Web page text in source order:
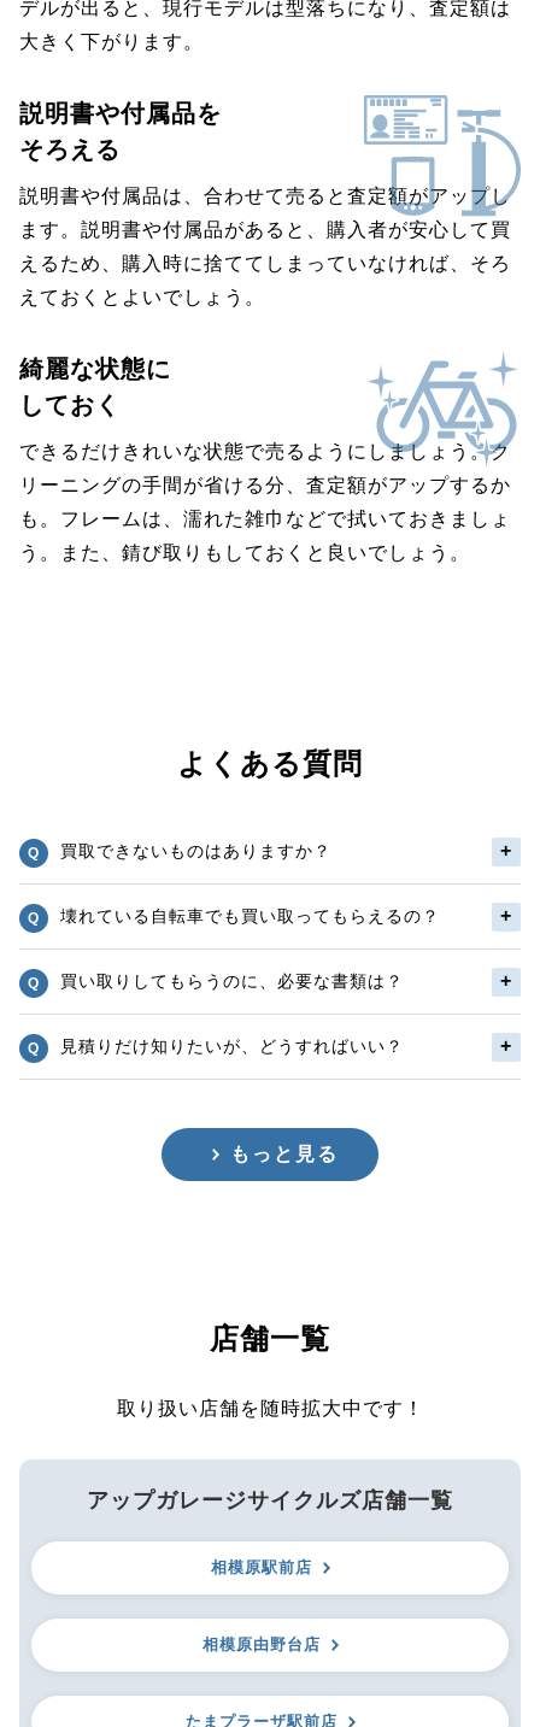
デルが出ると、現行モデルは型落ちになり、査定額は
大きく下がります。
説明書や付属品を
そろえる
説明書や付属品は、合わせて売ると査定額がアップし
ます。説明書や付属品があると、購入者が安心して買
えるため、購入時に捨ててしまっていなければ、そろ
えておくとよいでしょう。
綺麗な状態に
しておく
できるだけきれいな状態で売るようにしましょう。ク
リーニングの手間が省ける分、査定額がアップするか
も。フレームは、濡れた雑巾などで拭いておきましょ
う。また、錆び取りもしておくと良いでしょう。
よくある質問
買取できないものはありますか？
壊れている自転車でも買い取ってもらえるの？
買い取りしてもらうのに、必要な書類は？
見積りだけ知りたいが、どうすればいい？
もっと見る
店舗一覧
取り扱い店舗を随時拡大中です！
アップガレージサイクルズ店舗一覧
相模原駅前店
相模原由野台店
たまプラーザ駅前店